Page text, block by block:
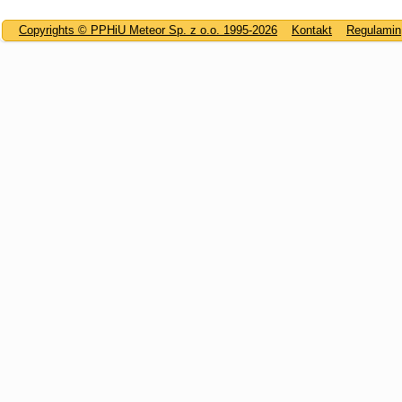
Copyrights © PPHiU Meteor Sp. z o.o. 1995-2026 Kontakt Regulamin